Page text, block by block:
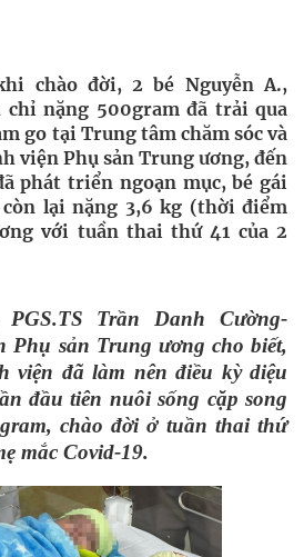
chào đời, 2 bé Nguyễn A.,
chỉ nặng 500gram đã trải qua
go tại Trung tâm chăm sóc và
viện Phụ sản Trung ương, đến
phát triển ngoạn mục, bé gái
lại nặng 3,6 kg (thời điểm
với tuần thai thứ 41 của 2
Trần Danh Cường-
Phụ sản Trung ương cho biết,
viện đã làm nên điều kỳ diệu
đầu tiên nuôi sống cặp song
chào đời ở tuần thai thứ
mắc Covid-19.